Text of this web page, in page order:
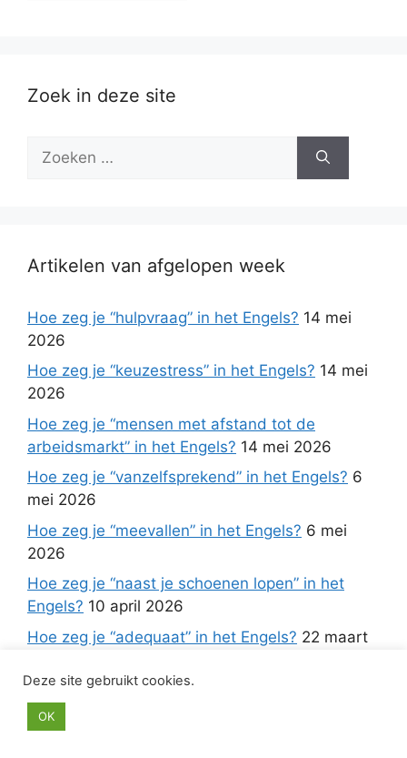
Zoek in deze site
naar:
Artikelen van afgelopen week
Hoe zeg je “hulpvraag” in het Engels? 14 mei
2026
Hoe zeg je “keuzestress” in het Engels? 14 mei
2026
Hoe zeg je “mensen met afstand tot de
arbeidsmarkt” in het Engels? 14 mei 2026
Hoe zeg je “vanzelfsprekend” in het Engels? 6
mei 2026
Hoe zeg je “meevallen” in het Engels? 6 mei
2026
Hoe zeg je “naast je schoenen lopen” in het
Engels? 10 april 2026
Hoe zeg je “adequaat” in het Engels? 22 maart
Deze site gebruikt cookies.
OK